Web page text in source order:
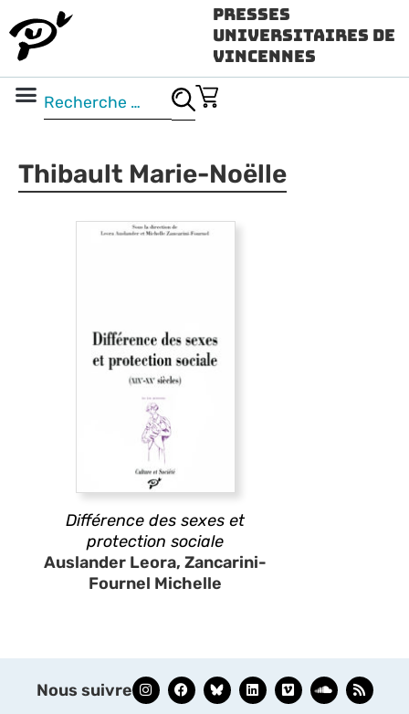
Presses
Universitaires de
Vincennes
Thibault Marie-Noëlle
Différence des sexes et
protection sociale
Auslander Leora, Zancarini-
Fournel Michelle
Nous suivre